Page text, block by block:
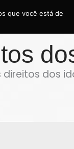
direitos dos
que você está de